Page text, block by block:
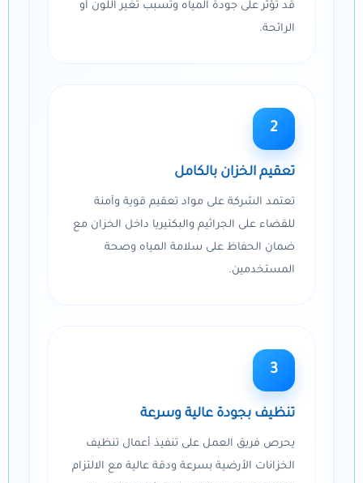
قد تؤثر على جودة المياه وتسبب تغير اللون أو
الرائحة.
2
تعقيم الخزان بالكامل
تعتمد الشركة على مواد تعقيم قوية وآمنة
للقضاء على الجراثيم والبكتيريا داخل الخزان مع
ضمان الحفاظ على سلامة المياه وصحة
المستخدمين.
3
تنظيف بجودة عالية وسرعة
يحرص فريق العمل على تنفيذ أعمال تنظيف
الخزانات الأرضية بسرعة ودقة عالية مع الالتزام